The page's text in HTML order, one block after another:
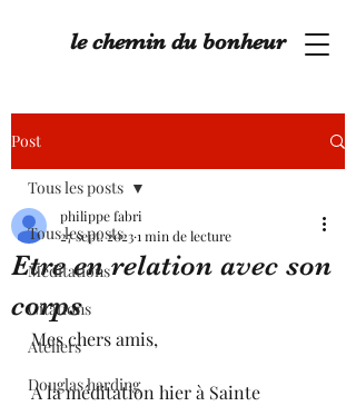
le chemin du bonheur
Post
Tous les posts
Méditations
Citations
Ateliers
Douglas harding
Tous les posts
Etre en relation avec son
corps
philippe fabri
27 sept. 20231 min de lecture
Mes chers amis,
A la méditation hier à Sainte